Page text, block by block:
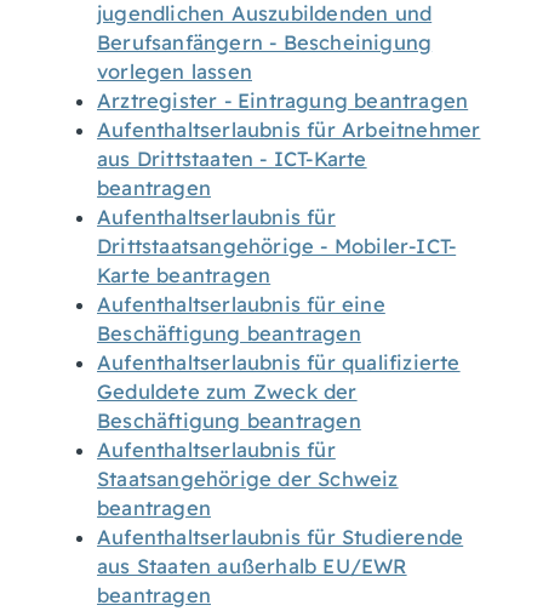
jugendlichen Auszubildenden und
Berufsanfängern - Bescheinigung
vorlegen lassen
Arztregister - Eintragung beantragen
Aufenthaltserlaubnis für Arbeitnehmer
aus Drittstaaten - ICT-Karte
beantragen
Aufenthaltserlaubnis für
Drittstaatsangehörige - Mobiler-ICT-
Karte beantragen
Aufenthaltserlaubnis für eine
Beschäftigung beantragen
Aufenthaltserlaubnis für qualifizierte
Geduldete zum Zweck der
Beschäftigung beantragen
Aufenthaltserlaubnis für
Staatsangehörige der Schweiz
beantragen
Aufenthaltserlaubnis für Studierende
aus Staaten außerhalb EU/EWR
beantragen